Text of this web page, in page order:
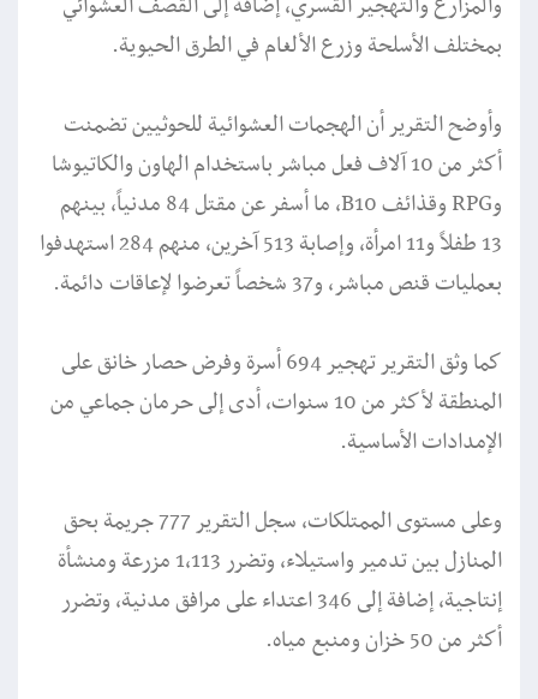
بمختلف الأسلحة وزرع الألغام في الطرق الحيوية.
وأوضح التقرير أن الهجمات العشوائية للحوثيين تضمنت
أكثر من 10 آلاف فعل مباشر باستخدام الهاون والكاتيوشا
وRPG وقذائف B10، ما أسفر عن مقتل 84 مدنياً، بينهم
13 طفلاً و11 امرأة، وإصابة 513 آخرين، منهم 284 استهدفوا
بعمليات قنص مباشر، و37 شخصاً تعرضوا لإعاقات دائمة.
كما وثق التقرير تهجير 694 أسرة وفرض حصار خانق على
المنطقة لأكثر من 10 سنوات، أدى إلى حرمان جماعي من
الإمدادات الأساسية.
وعلى مستوى الممتلكات، سجل التقرير 777 جريمة بحق
المنازل بين تدمير واستيلاء، وتضرر 1,113 مزرعة ومنشأة
إنتاجية، إضافة إلى 346 اعتداء على مرافق مدنية، وتضرر
أكثر من 50 خزان ومنبع مياه.